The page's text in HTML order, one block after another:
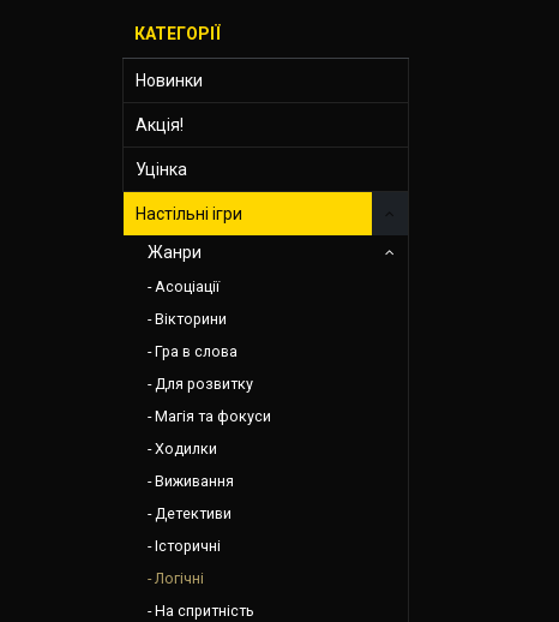
КАТЕГОРІЇ
Новинки
Акція!
Уцінка
Настільні ігри
Жанри
Асоціації
Вікторини
Гра в слова
Для розвитку
Магія та фокуси
Ходилки
Виживання
Детективи
Історичні
Логічні
На спритність